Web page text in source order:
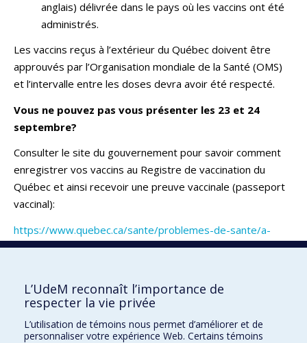
anglais) délivrée dans le pays où les vaccins ont été
administrés.
Les vaccins reçus à l’extérieur du Québec doivent être
approuvés par l’Organisation mondiale de la Santé (OMS)
et l’intervalle entre les doses devra avoir été respecté.
Vous ne pouvez pas vous présenter les 23 et 24
septembre?
Consulter le site du gouvernement pour savoir comment
enregistrer vos vaccins au Registre de vaccination du
Québec et ainsi recevoir une preuve vaccinale (passeport
vaccinal):
https://www.quebec.ca/sante/problemes-de-sante/a-
z/coronavirus-2019/deroulement-vaccination-contre-la-
inscription-registre-vaccination
Retour
L’UdeM reconnaît l’importance de
respecter la vie privée
L’utilisation de témoins nous permet d’améliorer et de
personnaliser votre expérience Web. Certains témoins